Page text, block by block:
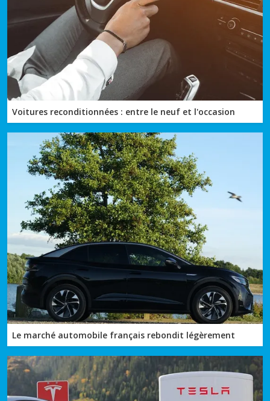
Voitures reconditionnées : entre le neuf et l'occasion
Le marché automobile français rebondit légèrement